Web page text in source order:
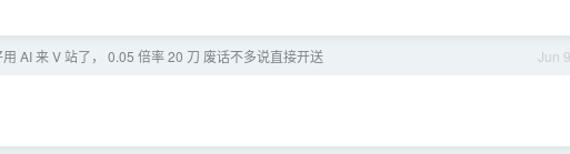
Jun 9
用 AI 来 V 站了， 0.05 倍率 20 刀 废话不多说直接开送